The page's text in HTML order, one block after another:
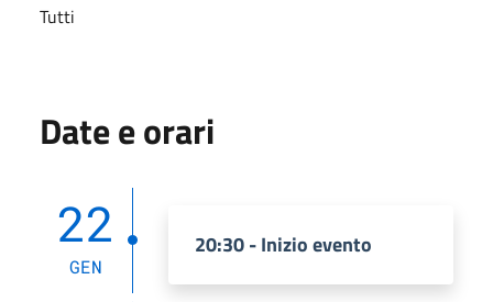
Tutti
Date e orari
22
GEN
20:30 - Inizio evento